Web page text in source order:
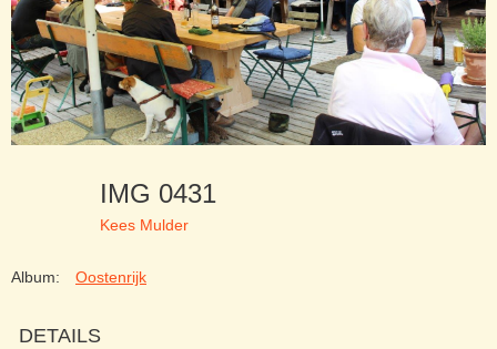
IMG 0431
Kees Mulder
Album: Oostenrijk
DETAILS